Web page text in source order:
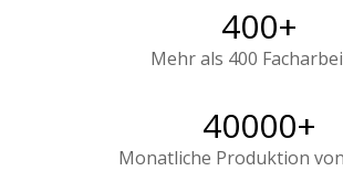
400+
Mehr als 400
40000+
Monatliche Produktion